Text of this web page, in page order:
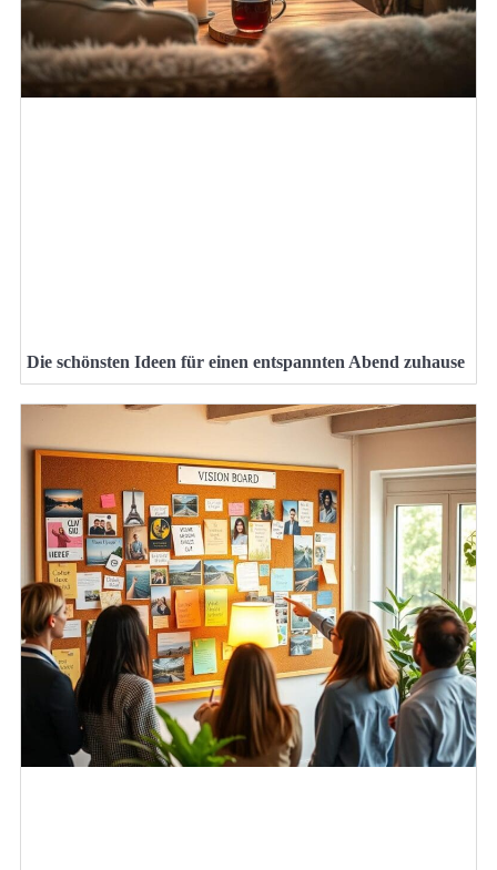
Die schönsten Ideen für einen entspannten Abend zuhause